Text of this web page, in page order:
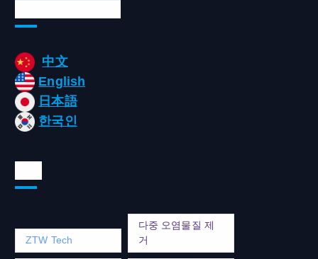
中文
English
日本語
한국인
ZTW Tech
다중 오염물질 제
거